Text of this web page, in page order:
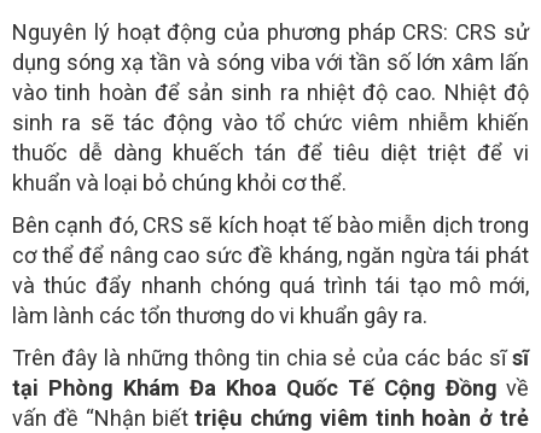
Nguyên lý hoạt động của phương pháp CRS: CRS sử
dụng sóng xạ tần và sóng viba với tần số lớn xâm lấn
vào tinh hoàn để sản sinh ra nhiệt độ cao. Nhiệt độ
sinh ra sẽ tác động vào tổ chức viêm nhiễm khiến
thuốc dễ dàng khuếch tán để tiêu diệt triệt để vi
khuẩn và loại bỏ chúng khỏi cơ thể.
Bên cạnh đó, CRS sẽ kích hoạt tế bào miễn dịch trong
cơ thể để nâng cao sức đề kháng, ngăn ngừa tái phát
và thúc đẩy nhanh chóng quá trình tái tạo mô mới,
làm lành các tổn thương do vi khuẩn gây ra.
Trên đây là những thông tin chia sẻ của các bác sĩsĩ
tại Phòng Khám Đa Khoa Quốc Tế Cộng Đồng về
vấn đề “Nhận biếttriệu chứng viêm tinh hoàn ở trẻ